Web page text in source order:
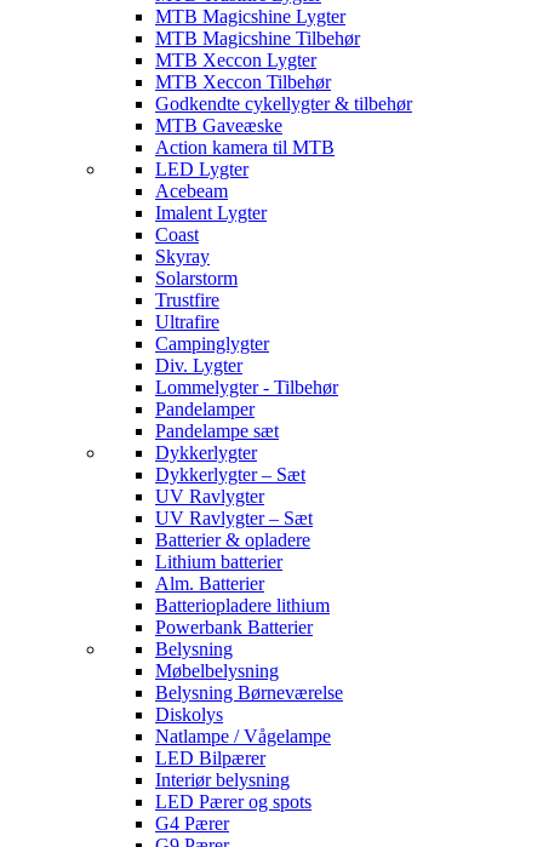
MTB Magicshine Lygter
MTB Magicshine Tilbehør
MTB Xeccon Lygter
MTB Xeccon Tilbehør
Godkendte cykellygter & tilbehør
MTB Gaveæske
Action kamera til MTB
LED Lygter
Acebeam
Imalent Lygter
Coast
Skyray
Solarstorm
Trustfire
Ultrafire
Campinglygter
Div. Lygter
Lommelygter - Tilbehør
Pandelamper
Pandelampe sæt
Dykkerlygter
Dykkerlygter – Sæt
UV Ravlygter
UV Ravlygter – Sæt
Batterier & opladere
Lithium batterier
Alm. Batterier
Batteriopladere lithium
Powerbank Batterier
Belysning
Møbelbelysning
Belysning Børneværelse
Diskolys
Natlampe / Vågelampe
LED Bilpærer
Interiør belysning
LED Pærer og spots
G4 Pærer